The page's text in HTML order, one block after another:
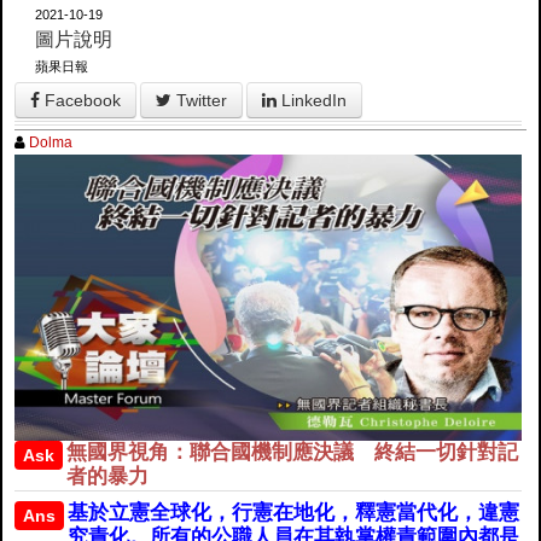
2021-10-19
圖片說明
蘋果日報
Facebook Twitter LinkedIn
Dolma
Ask
無國界視角：聯合國機制應決議 終結一切針對記
者的暴力
Ans
基於立憲全球化，行憲在地化，釋憲當代化，違憲
究責化。所有的公職人員在其執掌權責範圍內都是